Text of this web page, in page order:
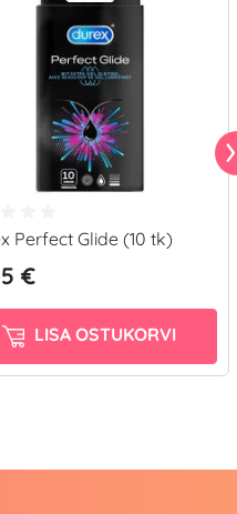
Perfect Glide (10 tk)
€
LISA OSTUKORVI